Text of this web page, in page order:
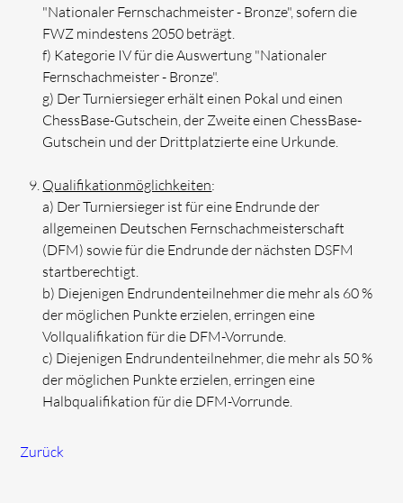
"Nationaler Fernschachmeister - Bronze", sofern die
FWZ mindestens 2050 beträgt.
f) Kategorie IV für die Auswertung "Nationaler
Fernschachmeister - Bronze".
g) Der Turniersieger erhält einen Pokal und einen
ChessBase-Gutschein, der Zweite einen ChessBase-
Gutschein und der Drittplatzierte eine Urkunde.
Qualifikationmöglichkeiten:
a) Der Turniersieger ist für eine Endrunde der
allgemeinen Deutschen Fernschachmeisterschaft
(DFM) sowie für die Endrunde der nächsten DSFM
startberechtigt.
b) Diejenigen Endrundenteilnehmer die mehr als 60 %
der möglichen Punkte erzielen, erringen eine
Vollqualifikation für die DFM-Vorrunde.
c) Diejenigen Endrundenteilnehmer, die mehr als 50 %
der möglichen Punkte erzielen, erringen eine
Halbqualifikation für die DFM-Vorrunde.
Zurück